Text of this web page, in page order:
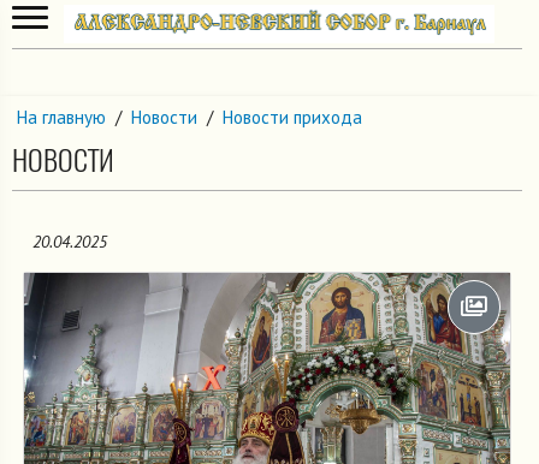
На главную / Новости / Новости прихода
НОВОСТИ
20.04.2025